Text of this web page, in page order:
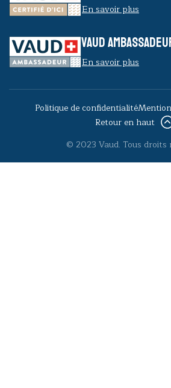
En savoir plus
VAUD
En savoir plus
© 2023 Vaud. Tous droits
Politique de confidentialité
Retour en haut